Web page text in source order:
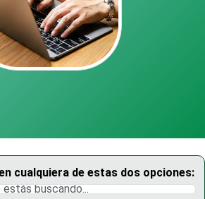
cualquiera de estas dos opciones: